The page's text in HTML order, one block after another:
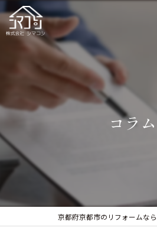
コラム
京都府京都市のリフォームな